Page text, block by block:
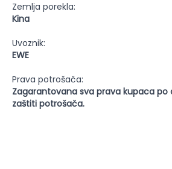
Zemlja porekla:
Kina
Uvoznik:
EWE
Prava potrošača:
Zagarantovana sva prava kupaca po
zaštiti potrošača.